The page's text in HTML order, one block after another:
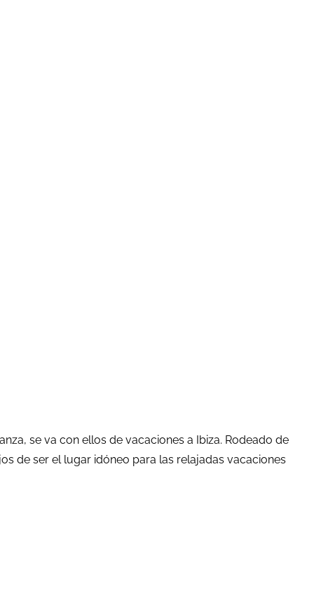
se va con ellos de vacaciones a Ibiza. Rodeado de
de ser el lugar idóneo para las relajadas vacaciones